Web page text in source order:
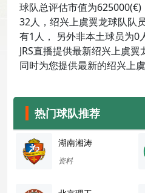
球队总评估市值为
32人，绍兴上虞翼龙球队队
有1人， 另外非本土球员为0
JRS直播提供最新绍兴上虞翼
同时为您提供最新的绍兴上
热门球队推荐
湖南湘涛
资料